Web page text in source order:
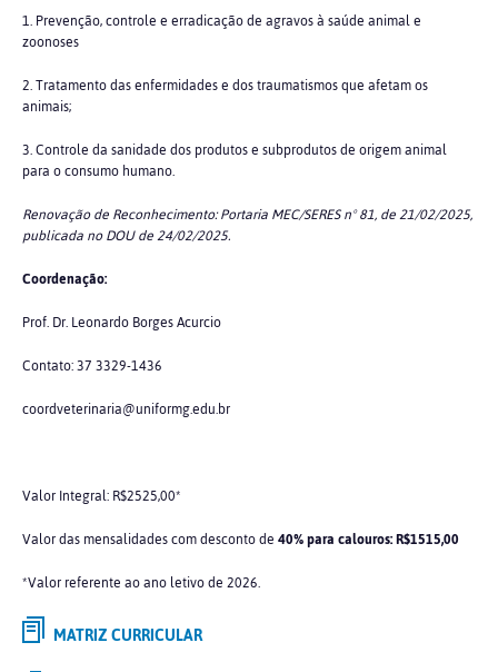
1. Prevenção, controle e erradicação de agravos à saúde animal e
zoonoses
2. Tratamento das enfermidades e dos traumatismos que afetam os
animais;
3. Controle da sanidade dos produtos e subprodutos de origem animal
para o consumo humano.
Renovação de Reconhecimento: Portaria MEC/SERES nº 81, de 21/02/2025,
publicada no DOU de 24/02/2025.
Coordenação:
Prof. Dr. Leonardo Borges Acurcio
Contato: 37 3329-1436
coordveterinaria@uniformg.edu.br
Valor Integral: R$2525,00*
Valor das mensalidades com desconto de40% para calouros: R$1515,00
*Valor referente ao ano letivo de 2026.
MATRIZ CURRICULAR